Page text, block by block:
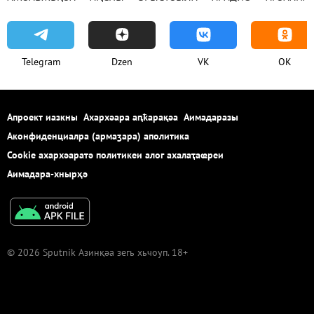
Telegram Dzen VK OK
Апроект иазкны Ахархәара аԥҟарақәа Аимадаразы
Аконфиденциалра (армаӡара) аполитика
Cookie ахархәаратә политикеи алог ахалаҭаҩреи
Аимадара-хнырҳә
© 2026 Sputnik Азинқәа зегь хьчоуп. 18+